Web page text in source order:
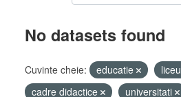
No datasets found
Cuvinte cheie: educatie
liceu
cadre didactice
universitati